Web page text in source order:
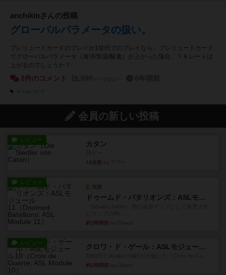
anchikinさんの投稿
グローバルパラメータの扱い。
プレリュードカードのプレイが1世代でのプレイなら、プレリュードカード
でグローバルパラメータ（海洋/気温/酸素）が上がった場合、ＴＲレートは
上がるのでしょうか？
2件のコメント
会員の新しい投稿
レビュー カタン
14分前
レビュー
充実
ドゥームド・バタリオンズ：ASLモジュール11
約1時間前
レビュー
クロワ・ド・ゲール：ASLモジュール10
約1時間前